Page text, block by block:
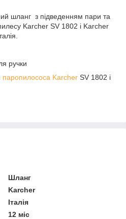
шланг з підведенням пари та
Karcher SV 1802 і Karcher
ручки
паропилососа Karcher SV 1802 і
Шланг
Karcher
Італія
12 міс